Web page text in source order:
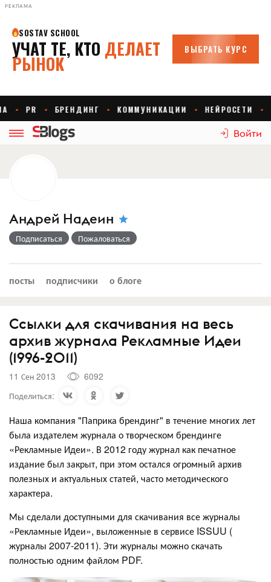
РЕКЛАМА
Войти
Андрей Надеин
Подписаться Пожаловаться
посты подписчики о блоге
Cсылки для скачивания на весь
архив журнала Рекламные Идеи
(1996-2011)
11 Сен 2013
6092
Поделиться:
Наша компания "Паприка брендинг" в течение многих лет
была издателем журнала о творческом брендинге
«Рекламные Идеи». В 2012 году журнал как печатное
издание был закрыт, при этом остался огромный архив
полезных и актуальных статей, часто методического
характера.
Мы сделали доступными для скачивания все журналы
«Рекламные Идеи», выложенные в сервисе ISSUU (
журналы 2007-2011). Эти журналы можно скачать
полностью одним файлом PDF.